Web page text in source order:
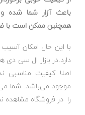
باعث آزار شما شده
همچنین ممکن است با
با این حال امکان
دارد.در بازار ال سی دی
اصلا کیفیت مناسبی
موجود می‌باشد. شما
را در فروشگاه مشاهده